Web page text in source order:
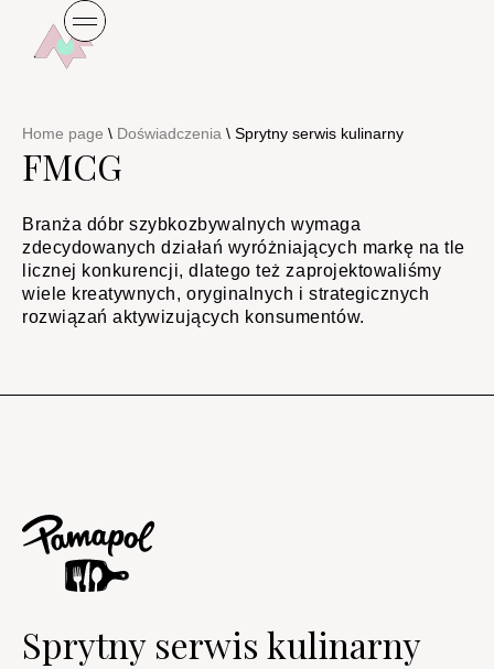
Home page \ Doświadczenia \ Sprytny serwis kulinarny ​
FMCG
Branża dóbr szybkozbywalnych wymaga
zdecydowanych działań wyróżniających markę na tle
licznej konkurencji, dlatego też zaprojektowaliśmy
wiele kreatywnych, oryginalnych i strategicznych
rozwiązań aktywizujących konsumentów.
Sprytny serwis kulinarny ​